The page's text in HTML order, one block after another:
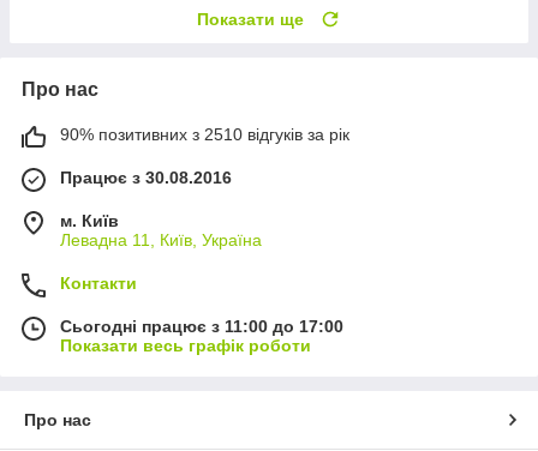
Показати ще
Про нас
90% позитивних з 2510 відгуків за рік
Працює з 30.08.2016
м. Київ
Левадна 11, Київ, Україна
Контакти
Сьогодні працює з 11:00 до 17:00
Показати весь графік роботи
Про нас